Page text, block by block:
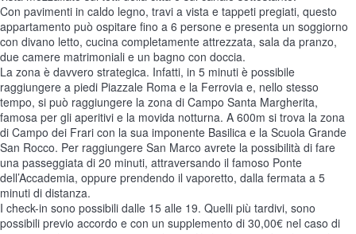
Con pavimenti in caldo legno, travi a vista e tappeti pregiati, questo
appartamento può ospitare fino a 6 persone e presenta un soggiorno
con divano letto, cucina completamente attrezzata, sala da pranzo,
due camere matrimoniali e un bagno con doccia.
La zona è davvero strategica. Infatti, in 5 minuti è possibile
raggiungere a piedi Piazzale Roma e la Ferrovia e, nello stesso
tempo, si può raggiungere la zona di Campo Santa Margherita,
famosa per gli aperitivi e la movida notturna. A 600m si trova la zona
di Campo dei Frari con la sua imponente Basilica e la Scuola Grande
San Rocco. Per raggiungere San Marco avrete la possibilità di fare
una passeggiata di 20 minuti, attraversando il famoso Ponte
dell’Accademia, oppure prendendo il vaporetto, dalla fermata a 5
minuti di distanza.
I check-in sono possibili dalle 15 alle 19. Quelli più tardivi, sono
possibili previo accordo e con un supplemento di 30,00€ nel caso di